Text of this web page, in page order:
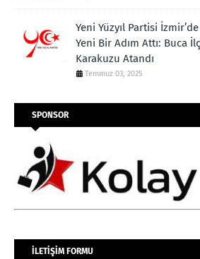
Yeni Yüzyıl Partisi
Yeni Bir Adım Attı: Buca
Karakuzu Atandı
Temmuz 03, 2025
SPONSOR
İLETİŞİM FORMU